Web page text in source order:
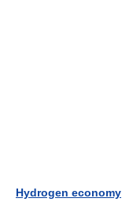
Hydrogen economy